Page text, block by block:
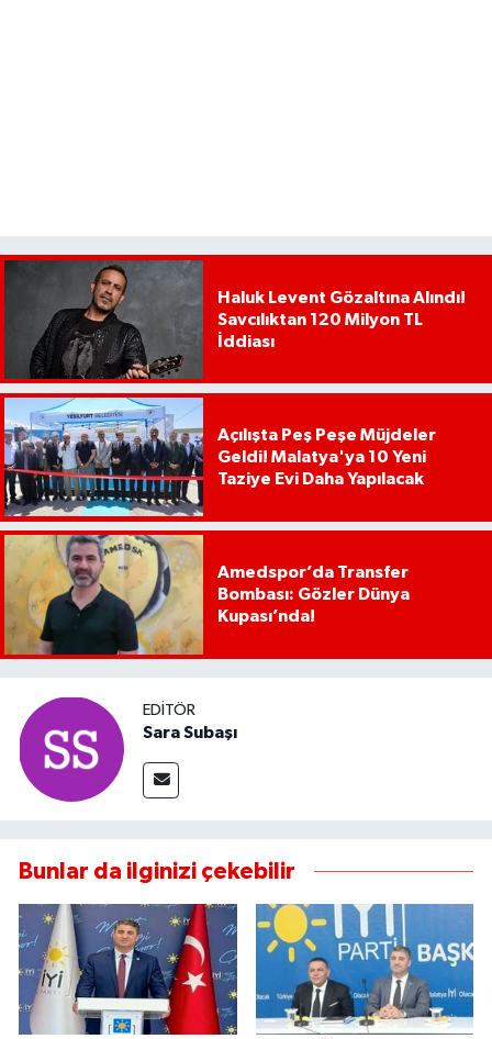
Haluk Levent Gözaltına Alındı!
Savcılıktan 120 Milyon TL
İddiası
Açılışta Peş Peşe Müjdeler
Geldi! Malatya'ya 10 Yeni
Taziye Evi Daha Yapılacak
Amedspor’da Transfer
Bombası: Gözler Dünya
Kupası’nda!
EDITÖR
Sara Subaşı
Bunlar da ilginizi çekebilir